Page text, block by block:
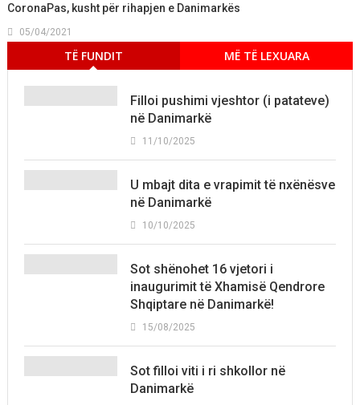
CoronaPas, kusht për rihapjen e Danimarkës
05/04/2021
TË FUNDIT MË TË LEXUARA
Filloi pushimi vjeshtor (i patateve)
në Danimarkë
11/10/2025
U mbajt dita e vrapimit të nxënësve
në Danimarkë
10/10/2025
Sot shënohet 16 vjetori i
inaugurimit të Xhamisë Qendrore
Shqiptare në Danimarkë!
15/08/2025
Sot filloi viti i ri shkollor në
Danimarkë